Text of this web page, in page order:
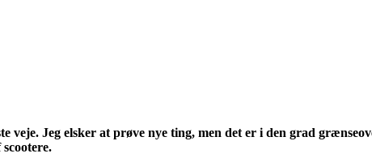
veje. Jeg elsker at prøve nye ting, men det er i den grad